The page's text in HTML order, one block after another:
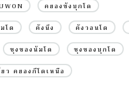
คยองซังบุกโด
โด คังนึง คังวอนโด
ชุงชองนัมโด ชุงชองบุกโด
ว คยองกีโดเหนือ